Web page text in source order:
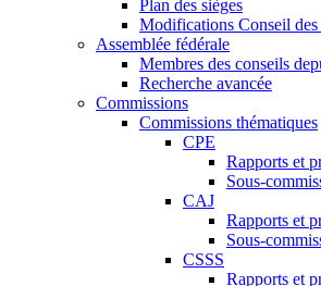
Plan des sièges
Modifications Conseil des
Assemblée fédérale
Membres des conseils
Recherche avancée
Commissions
Commissions thématiques
CPE
Rapports et
Sous-
CAJ
Rapports et
Sous-
CSSS
Rapports et